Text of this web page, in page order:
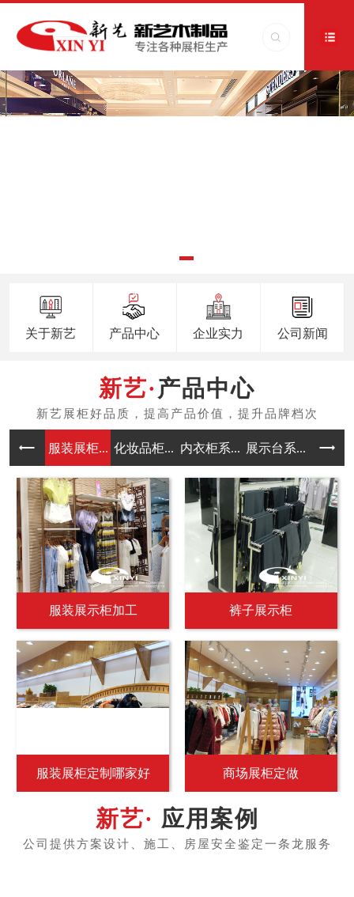
关于新艺 产品中心 企业实力 公司新闻
产品中心
服装展柜... 化妆品柜... 内衣柜系... 展示台系... 中岛
服装展示柜加工 裤子展示柜
服装展柜定制哪家好 商场展柜定做
应用案例